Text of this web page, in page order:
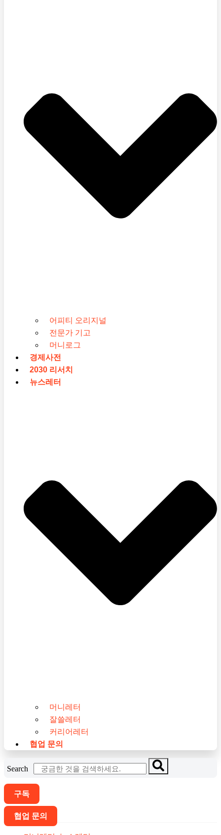
어피티 오리지널
전문가 기고
머니로그
경제사전
2030 리서치
뉴스레터
머니레터
잘쓸레터
커리어레터
협업 문의
Search
구독
협업 문의